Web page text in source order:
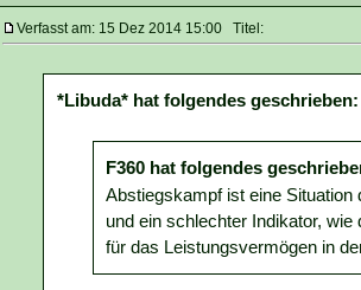
Verfasst am: 15 Dez 2014 15:00 Titel:
*Libuda* hat folgendes geschrieben:
F360 hat folgendes
Abstiegskampf ist eine Situation
und ein schlechter Indikator,
für das Leistungsvermögen in